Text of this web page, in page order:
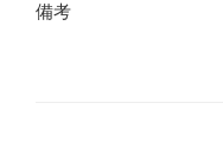
備考